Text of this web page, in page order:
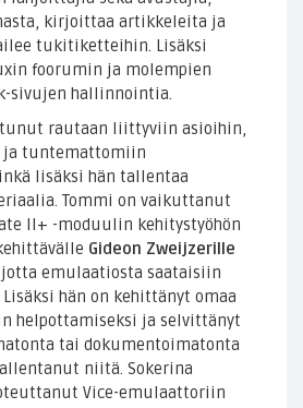
kirjoittaa artikkeleita ja
tukitiketteihin. Lisäksi
foorumin ja molempien
sivujen hallinnointia.
rautaan liittyviin asioihin,
ja tuntemattomiin
lisäksi hän tallentaa
Tommi on vaikuttanut
II+ -moduulin kehitystyöhön
Gideon Zweijzerille
emulaatiosta saataisiin
hän on kehittänyt omaa
helpottamiseksi ja selvittänyt
tai dokumentoimatonta
niitä. Sokerina
Vice-emulaattoriin